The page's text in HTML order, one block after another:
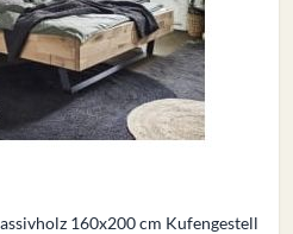
160x200 cm Kufengestell